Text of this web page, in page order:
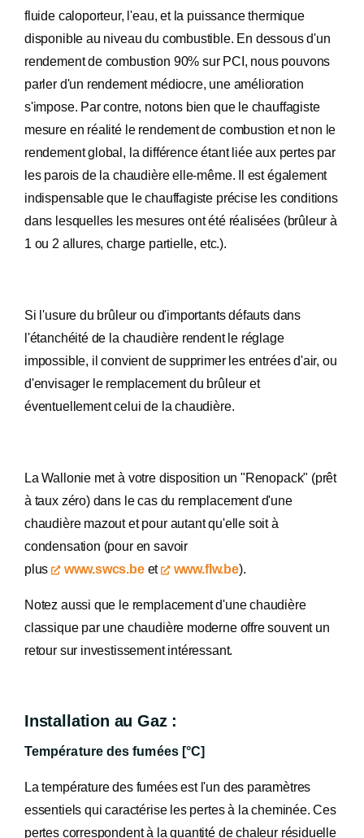
fluide caloporteur, l'eau, et la puissance thermique
disponible au niveau du combustible. En dessous d'un
rendement de combustion 90% sur PCI, nous pouvons
parler d'un rendement médiocre, une amélioration
s'impose. Par contre, notons bien que le chauffagiste
mesure en réalité le rendement de combustion et non le
rendement global, la différence étant liée aux pertes par
les parois de la chaudière elle-même. Il est également
indispensable que le chauffagiste précise les conditions
dans lesquelles les mesures ont été réalisées (brûleur à
1 ou 2 allures, charge partielle, etc.).
Si l'usure du brûleur ou d'importants défauts dans
l'étanchéité de la chaudière rendent le réglage
impossible, il convient de supprimer les entrées d'air, ou
d'envisager le remplacement du brûleur et
éventuellement celui de la chaudière.
La Wallonie met à votre disposition un "Renopack" (prêt
à taux zéro) dans le cas du remplacement d'une
chaudière mazout et pour autant qu'elle soit à
condensation (pour en savoir
plus
www.swcs.beet www.flw.be).
Notez aussi que le remplacement d'une chaudière
classique par une chaudière moderne offre souvent un
retour sur investissement intéressant.
Installation au Gaz :
Température des fumées [°C]
La température des fumées est l'un des paramètres
essentiels qui caractérise les pertes à la cheminée. Ces
pertes correspondent à la quantité de chaleur résiduelle